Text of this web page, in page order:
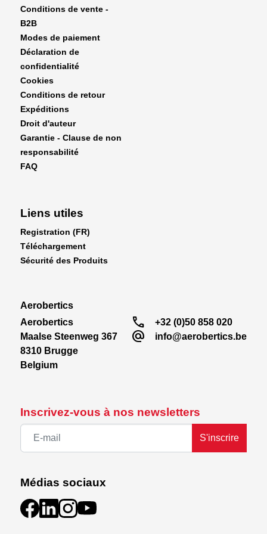
.
Inscrivez-vous à nos newsletters
S'inscrire
Médias sociaux
Conditions de vente -
B2B
Modes de paiement
Déclaration de
confidentialité
Cookies
Conditions de retour
Expéditions
Droit d'auteur
Garantie - Clause de non
responsabilité
FAQ
Liens utiles
Registration (FR)
Téléchargement
Sécurité des Produits
Aerobertics
Aerobertics
Maalse Steenweg 367
8310 Brugge
Belgium
call +32 (0)50 858 020
alternate_email info@aerobertics.be